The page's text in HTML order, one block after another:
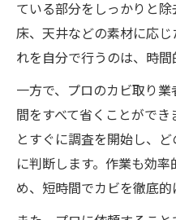
ている部分をしっかりと
床、天井などの素材に応
れを自分で行うのは、時間
一方で、プロのカビ取り
間をすべて省くことがで
とすぐに調査を開始し、
に判断します。作業も効
め、短時間でカビを徹底的